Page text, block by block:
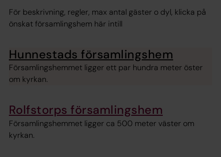
För beskrivning, regler, max antal gäster o dyl, klicka på
önskat församlingshem här intill
Hunnestads församlingshem
Församlingshemmet ligger ett par hundra meter öster
om kyrkan.
Rolfstorps församlingshem
Församlingshemmet ligger ca 500 meter väster om
kyrkan.